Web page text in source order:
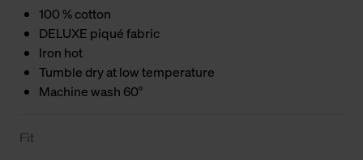
100 % cotton
DELUXE piqué fabric
Iron hot
Tumble dry at low temperature
Machine wash 60°
Fit